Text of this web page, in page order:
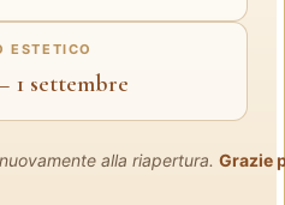
ESTETICO
1 settembre
alla riapertura. Grazie